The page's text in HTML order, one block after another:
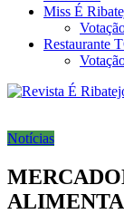
Miss É
Restaurante
Notícias